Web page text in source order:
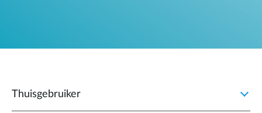
Thuisgebruiker